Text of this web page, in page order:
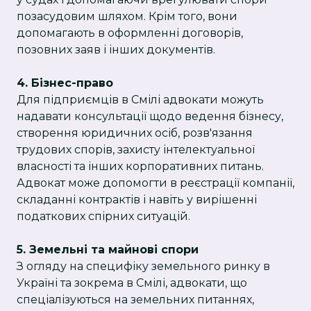
позасудовим шляхом. Крім того, вони
допомагають в оформленні договорів,
позовних заяв і інших документів.
4. Бізнес-право
Для підприємців в Смілі адвокати можуть
надавати консультації щодо ведення бізнесу,
створення юридичних осіб, розв'язання
трудових спорів, захисту інтелектуальної
власності та інших корпоративних питань.
Адвокат може допомогти в реєстрації компанії,
складанні контрактів і навіть у вирішенні
податкових спірних ситуацій.
5. Земельні та майнові спори
З огляду на специфіку земельного ринку в
Україні та зокрема в Смілі, адвокати, що
спеціалізуються на земельних питаннях,